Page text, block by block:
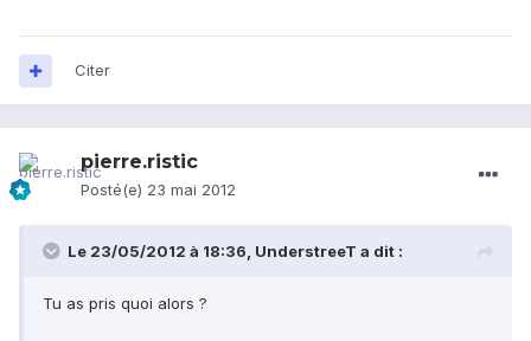
Citer
pierre.ristic
Posté(e) 23 mai 2012
Le 23/05/2012 à 18:36, UnderstreeT a dit :
Tu as pris quoi alors ?